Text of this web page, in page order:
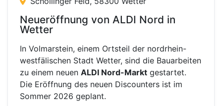
Neueröffnung von ALDI Nord in
Wetter
In Volmarstein, einem Ortsteil der nordrhein-
westfälischen Stadt Wetter, sind die Bauarbeiten
zu einem neuen ALDI Nord-Markt gestartet.
Die Eröffnung des neuen Discounters ist im
Sommer 2026 geplant.